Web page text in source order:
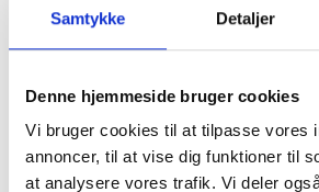
Samtykke Detaljer
Denne hjemmeside bruger cookies
Vi bruger cookies til at tilpasse vores
annoncer, til at vise dig funktioner til
at analysere vores trafik. Vi deler
Indholdsformatet
Ikke større end 50,0 x 70,0 cm må din
Lysmål af indhold er 49,2 x 69,2 cm.
Akryl plexiglas
Frontglasset af akryl med dybden 1 mm.
Frontglas hos os fremstilles til at være
måde opstår der ingen grøn farvenuance,
andre glasarter.